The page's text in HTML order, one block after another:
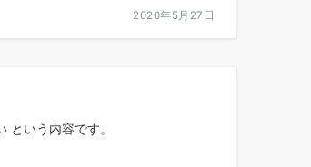
2020年5月27日
という内容です。